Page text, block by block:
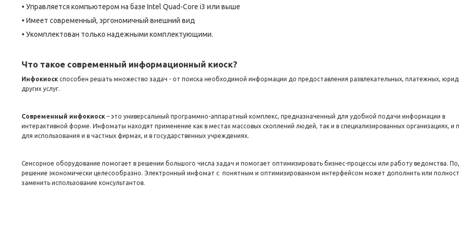
• Управляется компьютером на базе Intel Quad-Core i3 или выше
• Имеет современный, эргономичный внешний вид
• Укомплектован только надежными комплектующими.
Что такое современный информационный киоск?
Инфокиоск способен решать множество задач - от поиска необходимой информации до предоставления развлекательных, платежных,
других услуг.
Современный инфокиоск – это универсальный программно-аппаратный комплекс, предназначенный для удобной подачи информации в
интерактивной форме. Инфоматы находят применение как в местах массовых скоплений людей, так и в специализированных организациях, и
для использования и в частных фирмах, и в государственных учреждениях.
Сенсорное оборудование помогает в решении большого числа задач и помогает оптимизировать бизнес-процессы или работу ведомства.
решение экономически целесообразно. Электронный инфомат с понятным и оптимизированном интерфейсом может дополнить или
заменить использование консультантов.